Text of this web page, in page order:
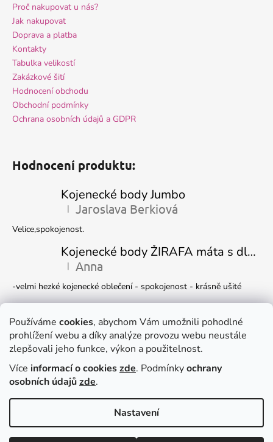
Používáme cookies, abychom Vám umožnili pohodlné
prohlížení webu a díky analýze provozu webu neustále
zlepšovali jeho funkce, výkon a použitelnost.
Více informací o cookieszde. Podmínkyochrany
osobních údajůzde.
Nastavení
Dočasně můžete v e-shopu nakupovat
Proč nakupovat u nás?
Jak nakupovat
Doprava a platba
Kontakty
Tabulka velikostí
Zakázkové šití
Hodnocení obchodu
Obchodní podmínky
Ochrana osobních údajů a GDPR
Hodnocení produktu:
Kojenecké body Jumbo
Hodnocení produktu je 5 z 5 hvězdiček.
| Jaroslava Berkiová
Velice,spokojenost.
Kojenecké body ŽIRAFA máta s dlouhým rukávem
Hodnocení produktu je 5 z 5 hvězdiček.
| Anna
-velmi hezké kojenecké oblečení - spokojenost - krásně ušité
Kojenecká čepička DINO
Hodnocení produktu je 5 z 5 hvězdiček.
| Ivana Marková
Krásné
Facebook